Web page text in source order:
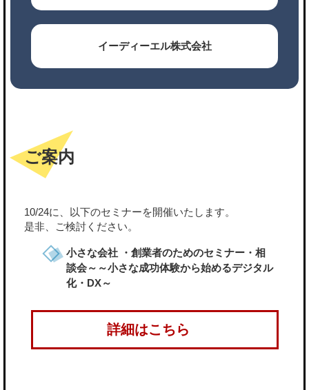
イーディーエル株式会社
ご案内
10/24に、以下のセミナーを開催いたします。
是非、ご検討ください。
小さな会社 ・創業者のためのセミナー・相
談会～～小さな成功体験から始めるデジタル
化・DX～
詳細はこちら